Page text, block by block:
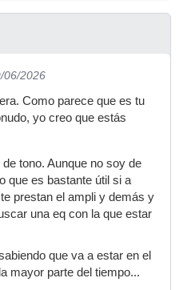
06/2026
Como parece que es tu
yo creo que estás
tono. Aunque no soy de
que es bastante útil si a
prestan el ampli y demás y
una eq con la que estar
que va a estar en el
mayor parte del tiempo...